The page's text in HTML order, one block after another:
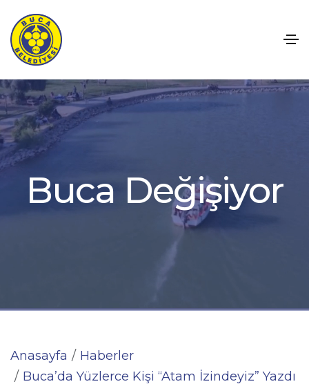
Buca Değişiyor
Anasayfa
Haberler
Buca’da Yüzlerce Kişi “Atam İzindeyiz” Yazdı